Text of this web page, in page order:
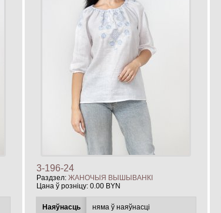
3-196-24
Раздзел: ЖАНОЧЫЯ ВЫШЫВАНКІ
Цана ў розніцу: 0.00 BYN
Наяўнасць няма ў наяўнасці